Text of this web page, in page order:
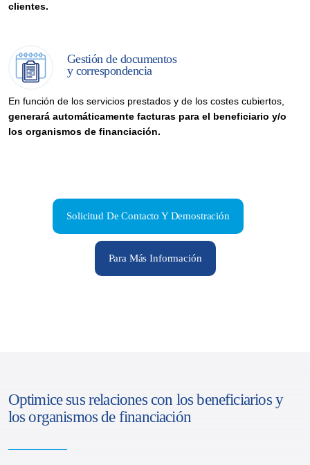
clientes.
Gestión de documentos
y correspondencia
En función de los servicios prestados y de los costes cubiertos,
generará automáticamente facturas para el beneficiario y/o
los organismos de financiación.
Solicitud De Contacto Y Demostración
Para Más Información
Optimice sus relaciones con los beneficiarios y
los organismos de financiación